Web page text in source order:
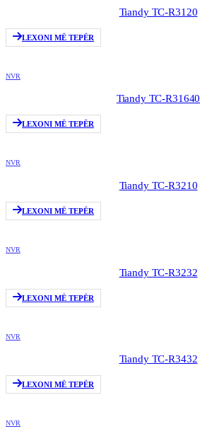
Tiandy TC-R3120
LEXONI MË TEPËR
NVR
Tiandy TC-R31640
LEXONI MË TEPËR
NVR
Tiandy TC-R3210
LEXONI MË TEPËR
NVR
Tiandy TC-R3232
LEXONI MË TEPËR
NVR
Tiandy TC-R3432
LEXONI MË TEPËR
NVR